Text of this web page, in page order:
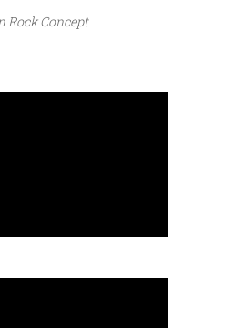
Rock Concept